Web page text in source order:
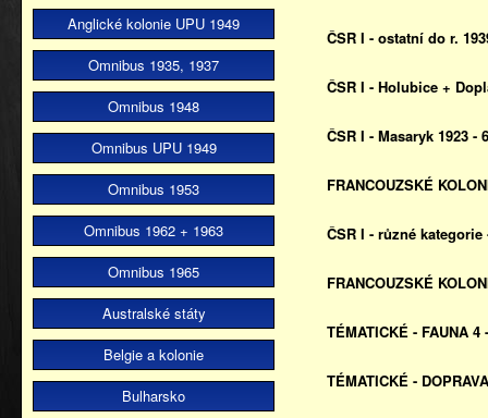
Anglické kolonie UPU 1949
Omnibus 1935, 1937
Omnibus 1948
Omnibus UPU 1949
Omnibus 1953
Omnibus 1962 + 1963
Omnibus 1965
Australské státy
Belgie a kolonie
Bulharsko
ČSR I - ostatní do r.
ČSR I - Holubice +
ČSR I - Masaryk 1923 -
FRANCOUZSKÉ
ČSR I - různé kategorie
FRANCOUZSKÉ
TÉMATICKÉ - FAUNA 4
TÉMATICKÉ -